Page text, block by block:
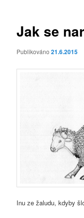
Jak se
Publikováno21.6.2015
Inu ze žaludu, kdyby